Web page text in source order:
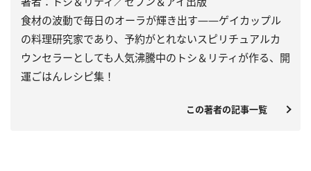
食材の波動で毎日のオーラが輝き出す――ゲイカップル
の料理研究家であり、予約がとれないスピリチュアルカ
ウンセラーとしても人気沸騰中のトシ＆リティが作る、開
運ごはんレシピ集！
この著者の記事一覧